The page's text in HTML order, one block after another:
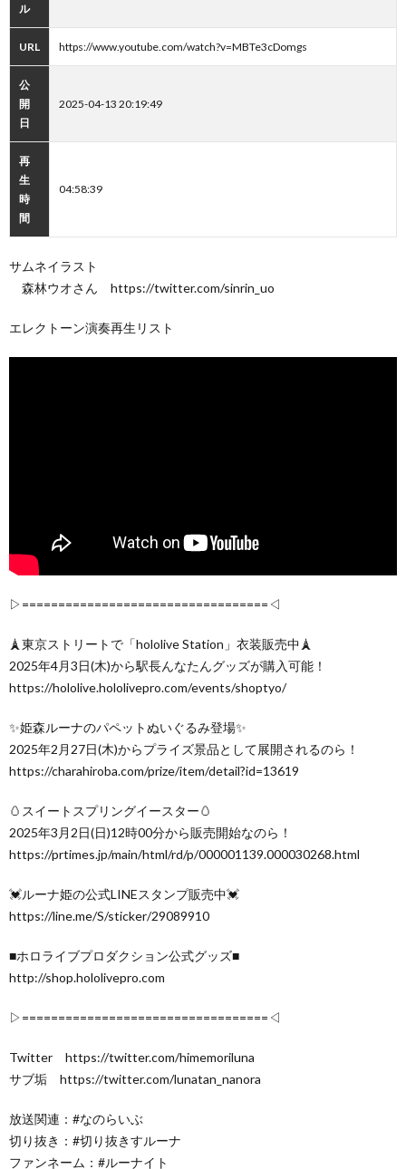
ル
URL https://www.youtube.com/watch?v=MBTe3cDomgs
公
開
日
2025-04-13 20:19:49
再
生
時
間
04:58:39
サムネイラスト
森林ウオさん https://twitter.com/sinrin_uo
エレクトーン演奏再生リスト
▷==================================◁
🗼東京ストリートで「hololive Station」衣装販売中🗼
2025年4月3日(木)から駅長んなたんグッズが購入可能！
https://hololive.hololivepro.com/events/shoptyo/
✨姫森ルーナのパペットぬいぐるみ登場✨
2025年2月27日(木)からプライズ景品として展開されるのら！
https://charahiroba.com/prize/item/detail?id=13619
🥚スイートスプリングイースター🥚
2025年3月2日(日)12時00分から販売開始なのら！
https://prtimes.jp/main/html/rd/p/000001139.000030268.html
💓ルーナ姫の公式LINEスタンプ販売中💓
https://line.me/S/sticker/29089910
■ホロライブプロダクション公式グッズ■
http://shop.hololivepro.com
▷==================================◁
Twitter https://twitter.com/himemoriluna
サブ垢 https://twitter.com/lunatan_nanora
放送関連：#なのらいぶ
切り抜き：#切り抜きすルーナ
ファンネーム：#ルーナイト